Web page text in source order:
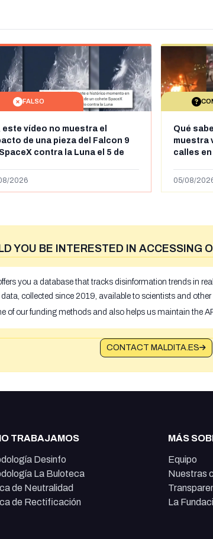
FALSO
este vídeo no muestra el
de una pieza del Falcon 9
contra la Luna el 5 de
abril de 2026
2026
Qué
muestra
calles
05/08/
YOU BE INTERESTED IN ACCESSING
you a database that tracks disinformation trends in
collected since 2019, available to scientists and
of our funding methods and also helps us maintain the
CONTACT MALDITA.ES
TRABAJAMOS
Desinfo
La Buloteca
de Neutralidad
de Rectificación
MÁS
Equipo
Nuestras
La